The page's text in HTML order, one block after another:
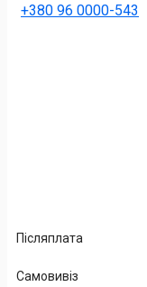
+380 96 0000-543
Післяплата
Самовивіз